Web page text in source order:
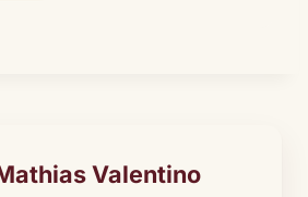
Valentino